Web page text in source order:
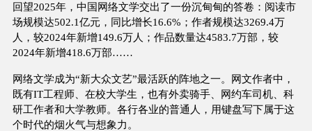
回望2025年，中国网络文学交出了一份沉甸甸的答卷：阅读市
场规模达502.1亿元，同比增长16.6%；作者规模达3269.4万
人，较2024年新增149.6万人；作品数量达4583.7万部，较
2024年新增418.6万部……
网络文学成为“新大众文艺”最活跃的阵地之一。网文作者中，
既有IT工程师、在校大学生，也有外卖骑手、网约车司机、科
研工作者和大学教师。各行各业的普通人，用键盘写下属于这
个时代的烟火气与想象力。